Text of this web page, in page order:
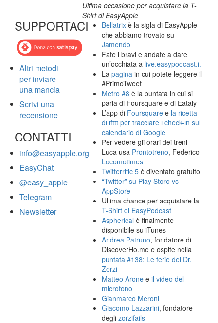
SUPPORTACI
Altri metodi
per inviare
una mancia
Scrivi una
recensione
CONTATTI
info@easyapple.org
EasyChat
@easy_apple
Telegram
Newsletter
Ultima occasione per acquistare la T-
Shirt di EasyApple
Bellatrix è la sigla di EasyApple
che abbiamo trovato su
Jamendo
Fate i bravi e andate a dare
un’occhiata a live.easypodcast.it
Lapagina in cui potete leggere il
#PrimoTweet
Metro #8 è la puntata in cui si
parla di Foursquare e di Eataly
L’app di Foursquare e la ricetta
di ifttt per tracciare i check-in sul
calendario di Google
Per vedere gli orari dei treni
Luca usa Prontotreno, Federico
Locomotimes
Twitterrific 5 è diventato gratuito
“Twitter” su Play Store vs
AppStore
Ultima chance per acquistare la
T-Shirt di EasyPodcast
Aspherical è finalmente
disponibile su iTunes
Andrea Patruno, fondatore di
DiscoverHo.me e ospite nella
puntata #138: Le ferie del Dr.
Zorzi
Matteo Arone eil video del
microfono
Gianmarco Meroni
Giacomo Lazzarini, fondatore
deglizorzifails